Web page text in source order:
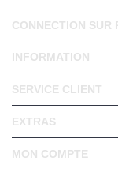
CONNECTION SUR
INFORMATION
SERVICE CLIENT
EXTRAS
MON COMPTE